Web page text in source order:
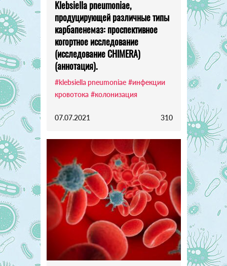
Klebsiella pneumoniae,
продуцирующей различные типы
карбапенемаз: проспективное
когортное исследование
(исследование CHIMERA)
(аннотация).
#klebsiella pneumoniae #инфекции
кровотока #колонизация
07.07.2021 310